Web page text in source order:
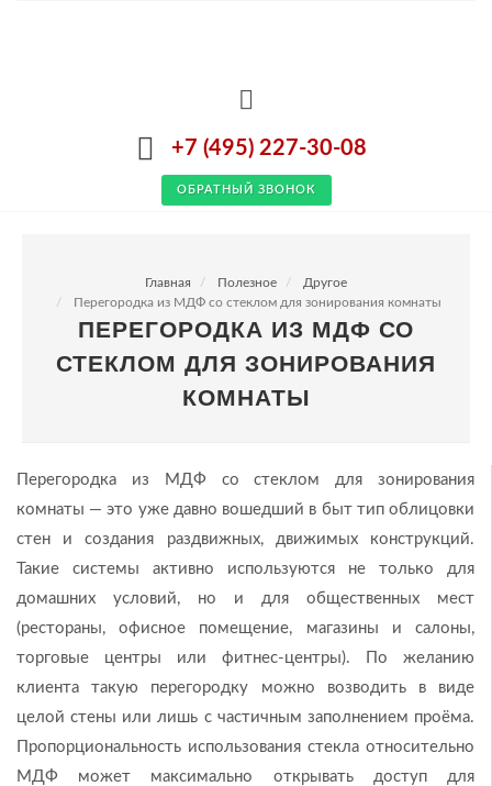
+7 (495) 227-30-08
ОБРАТНЫЙ ЗВОНОК
Главная Полезное
Другое
Перегородка из МДФ со стеклом для зонирования комнаты
ПЕРЕГОРОДКА ИЗ МДФ СО
СТЕКЛОМ ДЛЯ ЗОНИРОВАНИЯ
КОМНАТЫ
Перегородка из МДФ со стеклом для зонирования
комнаты — это уже давно вошедший в быт тип облицовки
стен и создания раздвижных, движимых конструкций.
Такие системы активно используются не только для
домашних условий, но и для общественных мест
(рестораны, офисное помещение, магазины и салоны,
торговые центры или фитнес-центры). По желанию
клиента такую перегородку можно возводить в виде
целой стены или лишь с частичным заполнением проёма.
Пропорциональность использования стекла относительно
МДФ может максимально открывать доступ для